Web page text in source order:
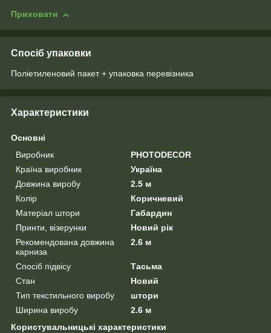
Приховати
Спосіб упаковки
Поліетиленовий пакет + упаковка перевізника
Характеристики
Основні
Виробник
PHOTODECOR
Країна виробник
Україна
Довжина виробу
2.5 м
Колір
Коричневий
Матеріал штори
Габардин
Принти, візерунки
Новий рік
Рекомендована довжина
карниза
2.6 м
Спосіб підвісу
Тасьма
Стан
Новий
Тип текстильного виробу
штори
Ширина виробу
2.6 м
Користувальницькі характеристики